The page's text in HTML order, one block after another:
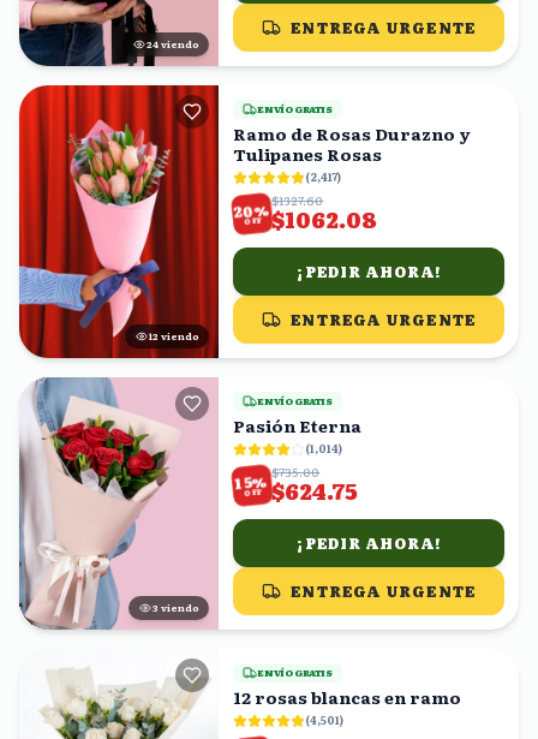
25 viendo
ENTREGA URGENTE
13 viendo
ENVÍO GRATIS
Ramo de Rosas Durazno y
Tulipanes Rosas
(2,417)
20%
OFF
$1327.60
$1062.08
¡PEDIR AHORA!
ENTREGA URGENTE
3 viendo
ENVÍO GRATIS
Pasión Eterna
(1,014)
15%
OFF
$735.00
$624.75
¡PEDIR AHORA!
ENTREGA URGENTE
ENVÍO GRATIS
12 rosas blancas en ramo
(4,501)